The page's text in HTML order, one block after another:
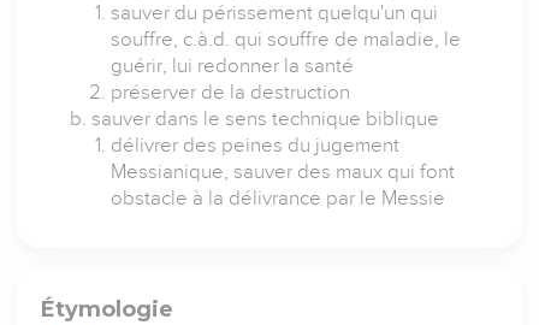
sauver du périssement quelqu'un qui
souffre, c.à.d. qui souffre de maladie, le
guérir, lui redonner la santé
préserver de la destruction
sauver dans le sens technique biblique
délivrer des peines du jugement
Messianique, sauver des maux qui font
obstacle à la délivrance par le Messie
Étymologie